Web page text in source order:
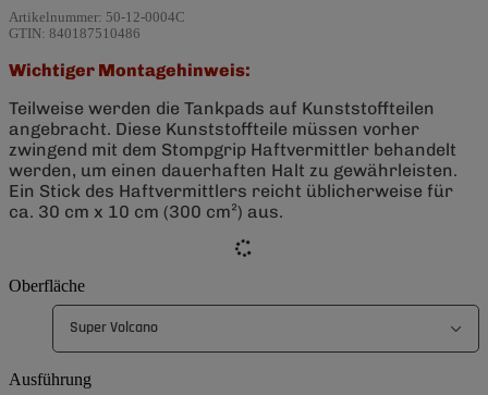
Artikelnummer: 50-12-0004C
GTIN: 840187510486
Wichtiger Montagehinweis:
Teilweise werden die Tankpads auf Kunststoffteilen
angebracht. Diese Kunststoffteile müssen vorher
zwingend mit dem Stompgrip Haftvermittler behandelt
werden, um einen dauerhaften Halt zu gewährleisten.
Ein Stick des Haftvermittlers reicht üblicherweise für
ca. 30 cm x 10 cm (300 cm²) aus.
Oberfläche
Super Volcano
Ausführung